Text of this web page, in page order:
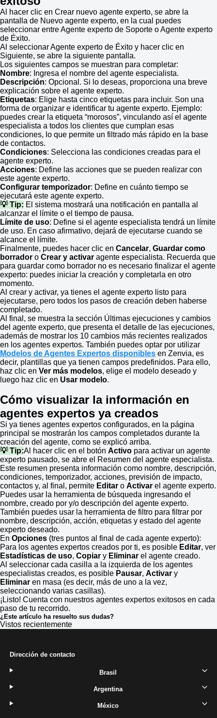
Al hacer clic en Crear nuevo agente experto, se abre la
pantalla de Nuevo agente experto, en la cual puedes
seleccionar entre Agente experto de Soporte o Agente experto
de Éxito.
Al seleccionar Agente experto de Éxito y hacer clic en
Siguiente, se abre la siguiente pantalla.
Los siguientes campos se muestran para completar:
Nombre: Ingresa el nombre del agente especialista.
Descripción: Opcional. Si lo deseas, proporciona una breve
explicación sobre el agente experto.
Etiquetas: Elige hasta cinco etiquetas para incluir. Son una
forma de organizar e identificar tu agente experto. Ejemplo:
puedes crear la etiqueta “morosos”, vinculando así el agente
especialista a todos los clientes que cumplan esas
condiciones, lo que permite un filtrado más rápido en la base
de contactos.
Condiciones: Selecciona las condiciones creadas para el
agente experto.
Acciones: Define las acciones que se pueden realizar con
este agente experto.
Configurar temporizador: Define en cuánto tiempo se
ejecutará este agente experto.
💡 Tip: El sistema mostrará una notificación en pantalla al
alcanzar el límite o el tiempo de pausa.
Límite de uso: Define si el agente especialista tendrá un límite
de uso. En caso afirmativo, dejará de ejecutarse cuando se
alcance el límite.
Finalmente, puedes hacer clic en Cancelar, Guardar como
borrador o Crear y activar agente especialista. Recuerda que
para guardar como borrador no es necesario finalizar el agente
experto: puedes iniciar la creación y completarla en otro
momento.
Al crear y activar, ya tienes el agente experto listo para
ejecutarse, pero todos los pasos de creación deben haberse
completado.
Al final, se muestra la sección Últimas ejecuciones y cambios
del agente experto, que presenta el detalle de las ejecuciones,
además de mostrar los 10 cambios más recientes realizados
en los agentes expertos. También puedes optar por utilizar
Modelos de Agentes Expertos disponibles en Zenvia, es
decir, plantillas que ya tienen campos predefinidos. Para ello,
haz clic en Ver más modelos, elige el modelo deseado y
luego haz clic en Usar modelo.
Cómo visualizar la información en
agentes expertos ya creados
Si ya tienes agentes expertos configurados, en la página
principal se mostrarán los campos completados durante la
creación del agente, como se explicó arriba.
💡 Tip:Al hacer clic en el botón Activo para activar un agente
experto pausado, se abre el Resumen del agente especialista.
Este resumen presenta información como nombre, descripción,
condiciones, temporizador, acciones, previsión de impacto,
contactos y, al final, permite Editar o Activar el agente experto.
Puedes usar la herramienta de búsqueda ingresando el
nombre, creado por y/o descripción del agente experto.
También puedes usar la herramienta de filtro para filtrar por
nombre, descripción, acción, etiquetas y estado del agente
experto deseado.
En Opciones (tres puntos al final de cada agente experto):
Para los agentes expertos creados por ti, es posible Editar, ver
Estadísticas de uso, Copiar y Eliminar el agente creado.
Al seleccionar cada casilla a la izquierda de los agentes
especialistas creados, es posible Pausar, Activar y
Eliminar en masa (es decir, más de uno a la vez,
seleccionando varias casillas).
¡Listo! Cuenta con nuestros agentes expertos exitosos en cada
paso de tu recorrido.
¿Este artículo ha resuelto sus dudas?
Vistos recientemente
Dirección de contacto
Brasil
Argentina
México